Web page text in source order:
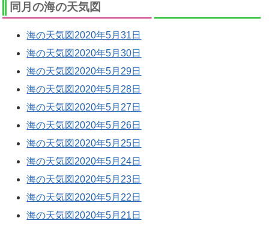
同月の海の天気図
海の天気図2020年5月31日
海の天気図2020年5月30日
海の天気図2020年5月29日
海の天気図2020年5月28日
海の天気図2020年5月27日
海の天気図2020年5月26日
海の天気図2020年5月25日
海の天気図2020年5月24日
海の天気図2020年5月23日
海の天気図2020年5月22日
海の天気図2020年5月21日